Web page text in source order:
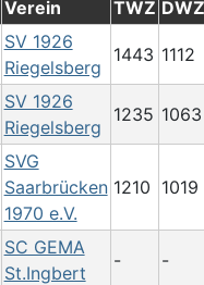
Verein TWZ DWZ
SV 1926
Riegelsberg
1443 1112
SV 1926
Riegelsberg
1235 1063
SVG
Saarbrücken
1970 e.V.
1210 1019
SC GEMA
St.Ingbert
- -